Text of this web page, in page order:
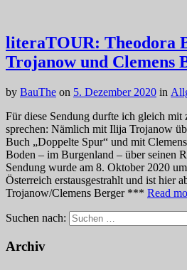
literaTOUR: Theodora
Trojanow und Clemens
by BauThe on 5. Dezember 2020 in
Für diese Sendung durfte ich gleich mit
sprechen: Nämlich mit Ilija Trojanow
Buch „Doppelte Spur“ und mit
Boden – im Burgenland – über seinen
Sendung wurde am 8. Oktober 2020
Österreich erstausgestrahlt und ist hier
Trojanow/Clemens Berger *** Read
Suchen nach:
Archiv